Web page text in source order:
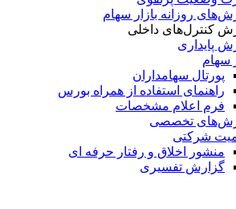
روزانه بازار سهام
کنترل‌های داخلی
پایداری
سهام
پورتال سهامداران
راهنمای استفاده از همراه بورس
فرم اعلام مشخصات
تخصصی
شرکتی
منشور اخلاق و رفتار حرفه­ ای
گزارش تفسیری